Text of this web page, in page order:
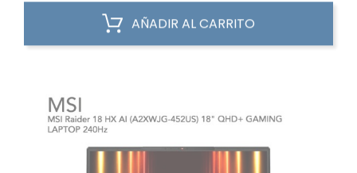
AÑADIR AL CARRITO